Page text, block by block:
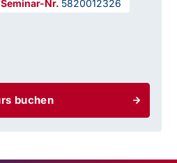
5820012326
buchen